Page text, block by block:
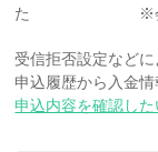
た ※会場払い
受信拒否設定など
申込履歴から入金情
申込内容を確認し